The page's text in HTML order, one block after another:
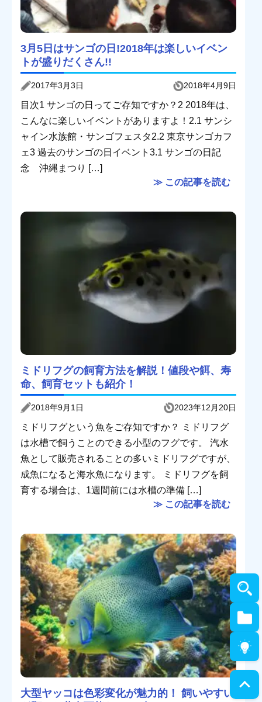
3月5日はサンゴの日!2018年は楽しいイベン
トが盛りだくさん!!
2017年3月3日 2018年4月9日
目次1 サンゴの日ってご存知ですか？2 2018年は、
こんなに楽しいイベントがありますよ！2.1 サンシ
ャイン水族館・サンゴフェスタ2.2 東京サンゴカフ
ェ3 過去のサンゴの日イベント3.1 サンゴの日記
念 沖縄まつり […]
≫ この記事を読む
ミドリフグの飼育方法を解説！値段や餌、寿
命、飼育セットも紹介！
2018年9月1日 2023年12月20日
ミドリフグという魚をご存知ですか？ ミドリフグ
は水槽で飼うことのできる小型のフグです。 汽水
魚として販売されることの多いミドリフグですが、
成魚になると海水魚になります。 ミドリフグを飼
育する場合は、1週間前には水槽の準備 […]
≫ この記事を読む
大型ヤッコは色彩変化が魅力的！ 飼いやすい